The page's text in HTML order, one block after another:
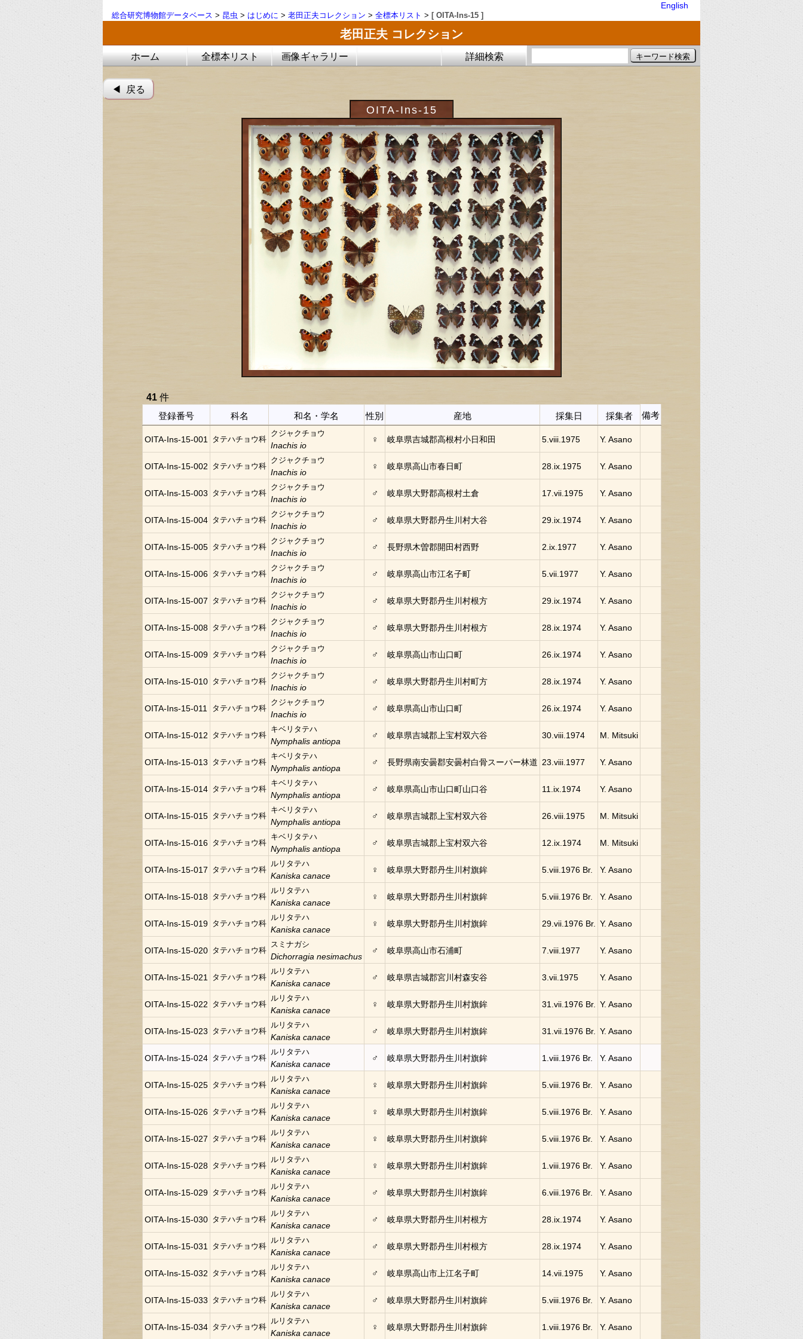
English
総合研究博物館データベース > 昆虫 > はじめに > 老田正夫コレクション > 全標本リスト > [ OITA-Ins-15 ]
老田正夫 コレクション
ホーム 全標本リスト 画像ギャラリー 詳細検索
◀︎ 戻る
OITA-Ins-15
41 件
登録番号
科名 和名・学名 性別 産地 採集日 採集者 備考
OITA-Ins-15-001 タテハチョウ科
クジャクチョウ
Inachis io
♀ 岐阜県吉城郡高根村小日和田 5.viii.1975 Y. Asano
OITA-Ins-15-002 タテハチョウ科
クジャクチョウ
Inachis io
♀ 岐阜県高山市春日町 28.ix.1975 Y. Asano
OITA-Ins-15-003 タテハチョウ科
クジャクチョウ
Inachis io
♂ 岐阜県大野郡高根村土倉 17.vii.1975 Y. Asano
OITA-Ins-15-004 タテハチョウ科
クジャクチョウ
Inachis io
♂ 岐阜県大野郡丹生川村大谷 29.ix.1974 Y. Asano
OITA-Ins-15-005 タテハチョウ科
クジャクチョウ
Inachis io
♂ 長野県木曽郡開田村西野 2.ix.1977 Y. Asano
OITA-Ins-15-006 タテハチョウ科
クジャクチョウ
Inachis io
♂ 岐阜県高山市江名子町 5.vii.1977 Y. Asano
OITA-Ins-15-007 タテハチョウ科
クジャクチョウ
Inachis io
♂ 岐阜県大野郡丹生川村根方 29.ix.1974 Y. Asano
OITA-Ins-15-008 タテハチョウ科
クジャクチョウ
Inachis io
♂ 岐阜県大野郡丹生川村根方 28.ix.1974 Y. Asano
OITA-Ins-15-009 タテハチョウ科
クジャクチョウ
Inachis io
♂ 岐阜県高山市山口町 26.ix.1974 Y. Asano
OITA-Ins-15-010 タテハチョウ科
クジャクチョウ
Inachis io
♂ 岐阜県大野郡丹生川村町方 28.ix.1974 Y. Asano
OITA-Ins-15-011 タテハチョウ科
クジャクチョウ
Inachis io
♂ 岐阜県高山市山口町 26.ix.1974 Y. Asano
OITA-Ins-15-012 タテハチョウ科
キベリタテハ
Nymphalis antiopa
♂ 岐阜県吉城郡上宝村双六谷 30.viii.1974 M. Mitsuki
OITA-Ins-15-013 タテハチョウ科
キベリタテハ
Nymphalis antiopa
♂ 長野県南安曇郡安曇村白骨スーパー林道 23.viii.1977 Y. Asano
OITA-Ins-15-014 タテハチョウ科
キベリタテハ
Nymphalis antiopa
♂ 岐阜県高山市山口町山口谷 11.ix.1974 Y. Asano
OITA-Ins-15-015 タテハチョウ科
キベリタテハ
Nymphalis antiopa
♂ 岐阜県吉城郡上宝村双六谷 26.viii.1975 M. Mitsuki
OITA-Ins-15-016 タテハチョウ科
キベリタテハ
Nymphalis antiopa
♂ 岐阜県吉城郡上宝村双六谷 12.ix.1974 M. Mitsuki
OITA-Ins-15-017 タテハチョウ科
ルリタテハ
Kaniska canace
♀ 岐阜県大野郡丹生川村旗鉾 5.viii.1976 Br. Y. Asano
OITA-Ins-15-018 タテハチョウ科
ルリタテハ
Kaniska canace
♀ 岐阜県大野郡丹生川村旗鉾 5.viii.1976 Br. Y. Asano
OITA-Ins-15-019 タテハチョウ科
ルリタテハ
Kaniska canace
♀ 岐阜県大野郡丹生川村旗鉾 29.vii.1976 Br. Y. Asano
OITA-Ins-15-020 タテハチョウ科
スミナガシ
Dichorragia nesimachus
♂ 岐阜県高山市石浦町 7.viii.1977 Y. Asano
OITA-Ins-15-021 タテハチョウ科
ルリタテハ
Kaniska canace
♂ 岐阜県吉城郡宮川村森安谷 3.vii.1975 Y. Asano
OITA-Ins-15-022 タテハチョウ科
ルリタテハ
Kaniska canace
♀ 岐阜県大野郡丹生川村旗鉾 31.vii.1976 Br. Y. Asano
OITA-Ins-15-023 タテハチョウ科
ルリタテハ
Kaniska canace
♂ 岐阜県大野郡丹生川村旗鉾 31.vii.1976 Br. Y. Asano
OITA-Ins-15-024 タテハチョウ科
ルリタテハ
Kaniska canace
♂ 岐阜県大野郡丹生川村旗鉾 1.viii.1976 Br. Y. Asano
OITA-Ins-15-025 タテハチョウ科
ルリタテハ
Kaniska canace
♀ 岐阜県大野郡丹生川村旗鉾 5.viii.1976 Br. Y. Asano
OITA-Ins-15-026 タテハチョウ科
ルリタテハ
Kaniska canace
♀ 岐阜県大野郡丹生川村旗鉾 5.viii.1976 Br. Y. Asano
OITA-Ins-15-027 タテハチョウ科
ルリタテハ
Kaniska canace
♀ 岐阜県大野郡丹生川村旗鉾 5.viii.1976 Br. Y. Asano
OITA-Ins-15-028 タテハチョウ科
ルリタテハ
Kaniska canace
♀ 岐阜県大野郡丹生川村旗鉾 1.viii.1976 Br. Y. Asano
OITA-Ins-15-029 タテハチョウ科
ルリタテハ
Kaniska canace
♂ 岐阜県大野郡丹生川村旗鉾 6.viii.1976 Br. Y. Asano
OITA-Ins-15-030 タテハチョウ科
ルリタテハ
Kaniska canace
♂ 岐阜県大野郡丹生川村根方 28.ix.1974 Y. Asano
OITA-Ins-15-031 タテハチョウ科
ルリタテハ
Kaniska canace
♂ 岐阜県大野郡丹生川村根方 28.ix.1974 Y. Asano
OITA-Ins-15-032 タテハチョウ科
ルリタテハ
Kaniska canace
♂ 岐阜県高山市上江名子町 14.vii.1975 Y. Asano
OITA-Ins-15-033 タテハチョウ科
ルリタテハ
Kaniska canace
♂ 岐阜県大野郡丹生川村旗鉾 5.viii.1976 Br. Y. Asano
OITA-Ins-15-034 タテハチョウ科
ルリタテハ
Kaniska canace
♀ 岐阜県大野郡丹生川村旗鉾 1.viii.1976 Br. Y. Asano